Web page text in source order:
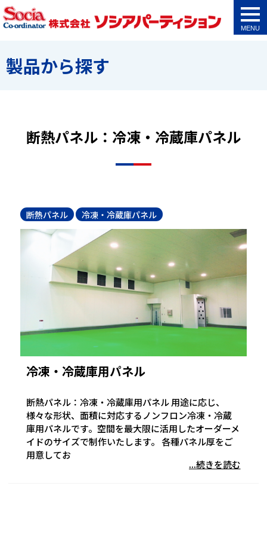
製品から探す
断熱パネル：冷凍・冷蔵庫パネル
冷凍・冷蔵庫用パネル
断熱パネル 冷凍・冷蔵庫パネル
断熱パネル：冷凍・冷蔵庫用パネル 用途に応じ、
様々な形状、面積に対応するノンフロン冷凍・冷蔵
庫用パネルです。空間を最大限に活用したオーダーメ
イドのサイズで制作いたします。 各種パネル厚をご
用意してお
...続きを読む